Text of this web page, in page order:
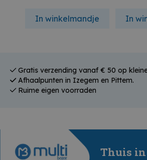
In winkelmandje In
Gratis verzending vanaf € 50 op
Afhaalpunten in Izegem en Pittem.
Ruime eigen voorraden
Thuis